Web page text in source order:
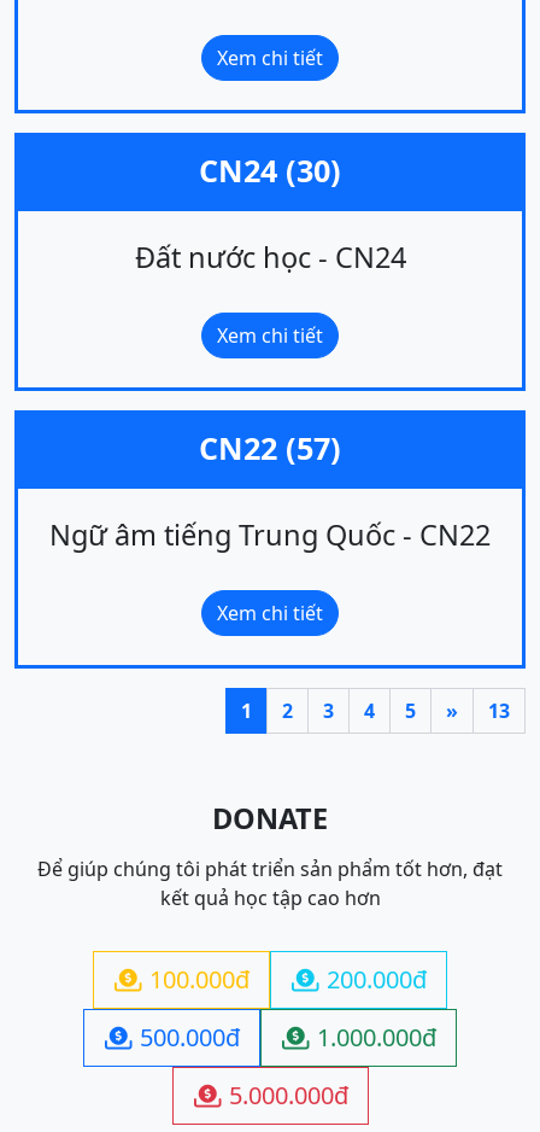
Xem chi tiết
CN24 (30)
Đất nước học - CN24
Xem chi tiết
CN22 (57)
Ngữ âm tiếng Trung Quốc - CN22
Xem chi tiết
1 2 3 4 5 » 13
DONATE
Để giúp chúng tôi phát triển sản phẩm tốt hơn, đạt
kết quả học tập cao hơn
 100.000đ  200.000đ
 500.000đ  1.000.000đ
 5.000.000đ